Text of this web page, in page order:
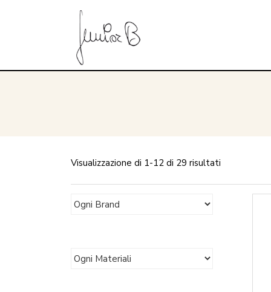
Visualizzazione di 1-12 di 29 risultati